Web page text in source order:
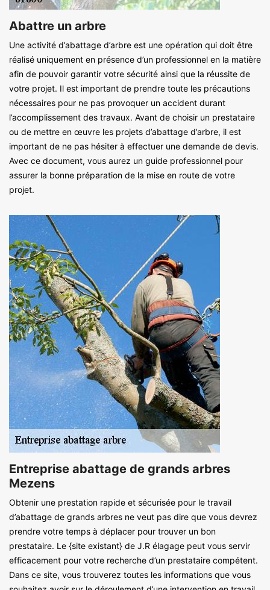
Abattre un arbre
Une activité d’abattage d’arbre est une opération qui doit être
réalisé uniquement en présence d’un professionnel en la matière
afin de pouvoir garantir votre sécurité ainsi que la réussite de
votre projet. Il est important de prendre toute les précautions
nécessaires pour ne pas provoquer un accident durant
l’accomplissement des travaux. Avant de choisir un prestataire
ou de mettre en œuvre les projets d’abattage d’arbre, il est
important de ne pas hésiter à effectuer une demande de devis.
Avec ce document, vous aurez un guide professionnel pour
assurer la bonne préparation de la mise en route de votre
projet.
Entreprise abattage de grands arbres
Mezens
Obtenir une prestation rapide et sécurisée pour le travail
d’abattage de grands arbres ne veut pas dire que vous devrez
prendre votre temps à déplacer pour trouver un bon
prestataire. Le {site existant} de J.R élagage peut vous servir
efficacement pour votre recherche d’un prestataire compétent.
Dans ce site, vous trouverez toutes les informations que vous